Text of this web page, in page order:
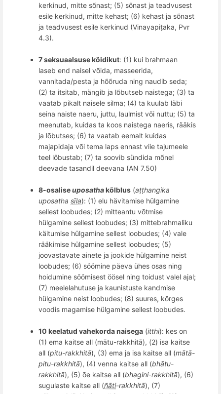
kerkinud, mitte sõnast; (5) sõnast ja teadvusest
esile kerkinud, mitte kehast; (6) kehast ja sõnast
ja teadvusest esile kerkinud (Vinayapiṭaka, Pvr
4.3).
7 seksuaalsuse köidikut: (1) kui brahmaan
laseb end naisel võida, masseerida,
vannitada/pesta ja hõõruda ning naudib seda;
(2) ta itsitab, mängib ja lõbutseb naistega; (3) ta
vaatab pikalt naisele silma; (4) ta kuulab läbi
seina naiste naeru, juttu, laulmist või nuttu; (5) ta
meenutab, kuidas ta koos naistega naeris, rääkis
ja lõbutses; (6) ta vaatab eemalt kuidas
majapidaja või tema laps ennast viie tajumeele
teel lõbustab; (7) ta soovib sündida mõnel
deevade tasandil deevana (AN 7.50)
8-osaliseuposathakõlblus (aṭṭhangika
uposatha sīla): (1) elu hävitamise hülgamine
sellest loobudes; (2) mitteantu võtmise
hülgamine sellest loobudes; (3) mittebrahmaliku
käitumise hülgamine sellest loobudes; (4) vale
rääkimise hülgamine sellest loobudes; (5)
joovastavate ainete ja jookide hülgamine neist
loobudes; (6) söömine päeva ühes osas ning
hoidumine söömisest öösel ning toidust valel ajal;
(7) meelelahutuse ja kaunistuste kandmise
hülgamine neist loobudes; (8) suures, kõrges
voodis magamise hülgamine sellest loobudes.
10 keelatud vahekorda naisega (itthi): kes on
(1) ema kaitse all (mātu-rakkhitā), (2) isa kaitse
all (pitu-rakkhitā), (3) ema ja isa kaitse all (mātā-
pi­tu­-rak­khitā), (4) venna kaitse all (bhātu-
rakkhitā), (5) õe kaitse all (bhagi­ni-­rak­khitā), (6)
sugulaste kaitse all (ñāti-rakkhitā), (7)